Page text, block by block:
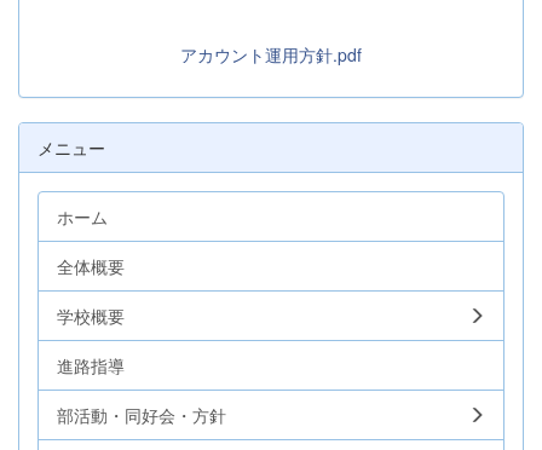
アカウント運用方針.pdf
メニュー
ホーム
全体概要
学校概要
進路指導
部活動・同好会・方針